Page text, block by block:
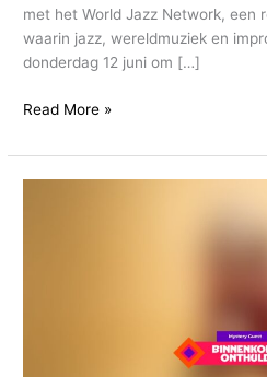
met het World Jazz Network, een
waarin jazz, wereldmuziek en
donderdag 12 juni om […]
Read More »